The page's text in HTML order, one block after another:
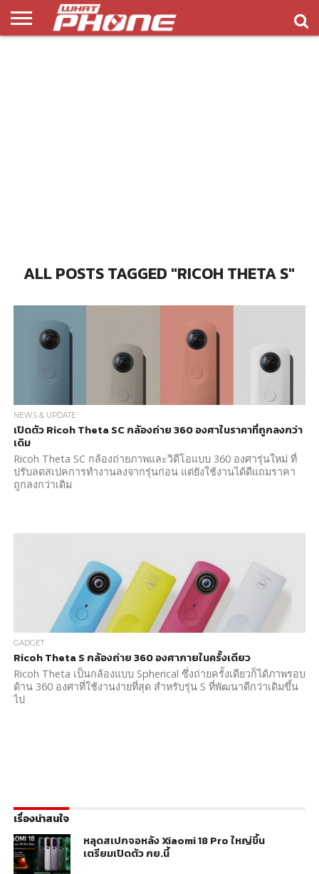
ALL POSTS TAGGED "RICOH THETA S"
NEWS & UPDATE
เปิดตัว Ricoh Theta SC กล้องถ่าย 360 องศาในราคาที่ถูกลงกว่า
เดิม
Ricoh Theta SC กล้องถ่ายภาพและวิดีโอแบบ 360 องศารุ่นใหม่ ที่
ปรับลดสเปคการทำงานลงจากรุ่นก่อน แต่ยังใช้งานได้ดีแถมราคา
ถูกลงกว่าเดิม
GADGET
Ricoh Theta S กล้องถ่าย 360 องศาภายในครั้งเดียว
Ricoh Theta เป็นกล้องแบบ Spherical ซึ่งถ่ายครั้งเดียวก็ได้ภาพรอบ
ด้าน 360 องศาที่ใช้งานง่ายที่สุด สำหรับรุ่น S ที่พัฒนาดีกว่าเดิมขึ้น
ไป
เรื่องน่าสนใจ
หลุดสเปกจอหลัง Xiaomi 18 Pro ใหญ่ขึ้น
เตรียมเปิดตัว กย.นี้